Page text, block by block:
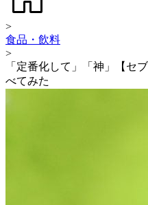
>
食品・飲料
>
「定番化して」「神」【セ
べてみた